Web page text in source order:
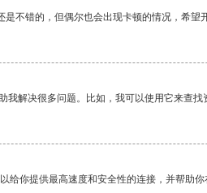
不错的，但偶尔也会出现卡顿的情况，希望
我解决很多问题。比如，我可以使用它来查找
给你提供最高速度和安全性的连接，并帮助你